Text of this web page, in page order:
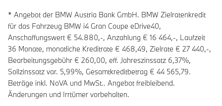
* Angebot der BMW Austria Bank GmbH. BMW Zielratenkredit
für das Fahrzeug BMW i4 Gran Coupe eDrive40,
Anschaffungswert € 54.880,-, Anzahlung € 16 464,-, Laufzeit
36 Monate, monatliche Kreditrate € 468,49, Zielrate € 27 440,-,
Bearbeitungsgebühr € 260,00, eff. Jahreszinssatz 6,37%,
Sollzinssatz var. 5,99%, Gesamtkreditbetrag € 44 565,79.
Beträge inkl. NoVA und MwSt.. Angebot freibleibend.
Änderungen und Irrtümer vorbehalten.